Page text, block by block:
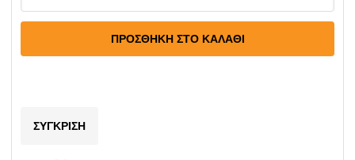
κουκούλα
Feral
Ποσότητα
ΠΡΟΣΘΉΚΗ ΣΤΟ ΚΑΛΆΘΙ
ΣΎΓΚΡΙΣΗ